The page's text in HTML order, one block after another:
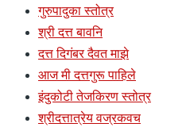
गुरुपादुका स्तोत्र
श्री दत्त बावनि
दत्त दिगंबर दैवत माझे
आज मी दत्तगुरू पाहिले
इंदुकोटी तेजकिरण स्तोत्र
श्रीदत्तात्रेय वज्रकवच